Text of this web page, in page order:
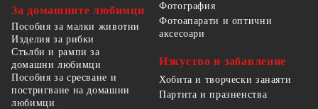
За домашните любимци
Пособия за малки животни
Изделия за рибки
Стълби и рампи за
домашни любимци
Пособия за сресване и
постригване на домашни
любимци
Фотография
Фотоапарати и оптични
аксесоари
Изкуство и забавление
Хобита и творчески занаяти
Партита и празненства